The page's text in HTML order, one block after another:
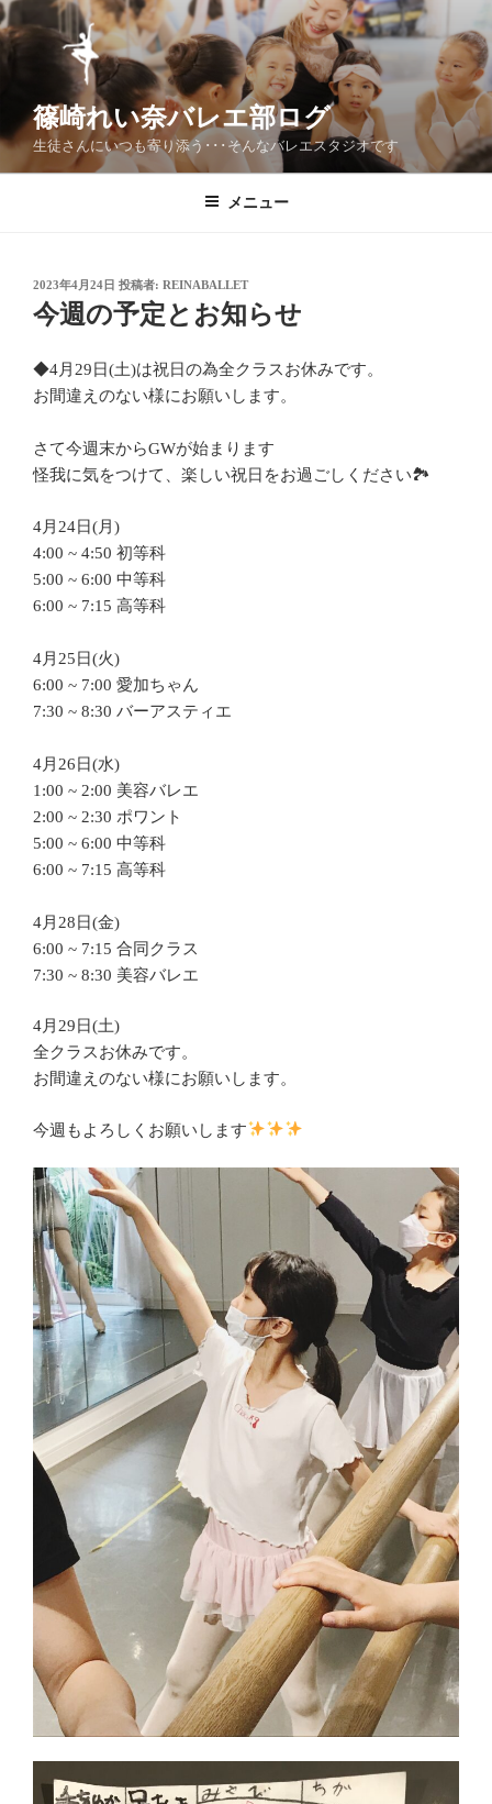
コ
ン
テ
へ
ス
篠崎れい奈バレエ部ログ
生徒さんにいつも寄り添う･･･そんなバレエスタジオです
メニュー
投
稿
日:
2023年4月24日 投稿者: REINABALLET
今週の予定とお知らせ
◆4月29日(土)は祝日の為全クラスお休みです。
お間違えのない様にお願いします。
さて今週末からGWが始まります
怪我に気をつけて、楽しい祝日をお過ごしください🏞
4月24日(月)
4:00 ~ 4:50 初等科
5:00 ~ 6:00 中等科
6:00 ~ 7:15 高等科
4月25日(火)
6:00 ~ 7:00 愛加ちゃん
7:30 ~ 8:30 バーアスティエ
4月26日(水)
1:00 ~ 2:00 美容バレエ
2:00 ~ 2:30 ポワント
5:00 ~ 6:00 中等科
6:00 ~ 7:15 高等科
4月28日(金)
6:00 ~ 7:15 合同クラス
7:30 ~ 8:30 美容バレエ
4月29日(土)
全クラスお休みです。
お間違えのない様にお願いします。
今週もよろしくお願いします